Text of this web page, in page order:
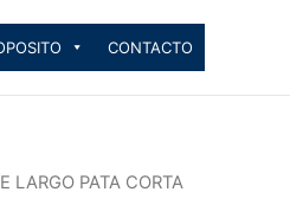
CONTACTO
LARGO PATA CORTA